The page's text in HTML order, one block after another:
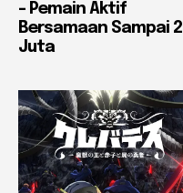
– Pemain Aktif
Bersamaan Sampai 2
Juta